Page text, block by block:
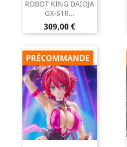
ROBOT KING DAIOJA
GX-61R...
Prix
309,00 €
PRÉCOMMANDE